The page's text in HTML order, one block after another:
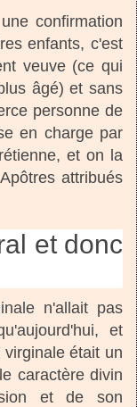
confirmation
enfants, c'est
veuve (ce qui
âgé) et sans
personne de
en charge par
et on la
attribués
et donc
n'allait pas
et
était un
caractère divin
et de son